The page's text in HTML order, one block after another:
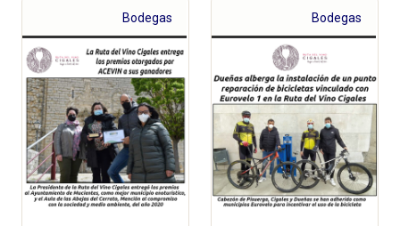
Valladolid
Bodegas Bodegas